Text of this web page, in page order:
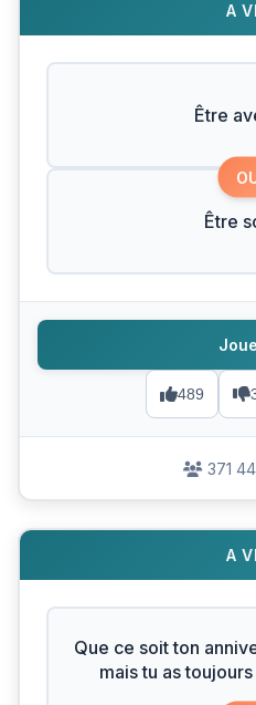
A
Être
Être
489
371
A
Que ce soit ton
mais tu as